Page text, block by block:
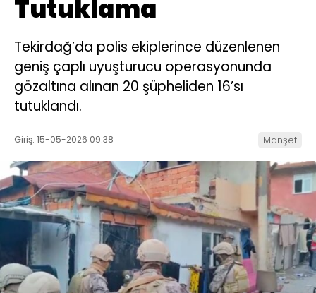
Tutuklama
Tekirdağ’da polis ekiplerince düzenlenen
geniş çaplı uyuşturucu operasyonunda
gözaltına alınan 20 şüpheliden 16’sı
tutuklandı.
Giriş: 15-05-2026 09:38 Manşet